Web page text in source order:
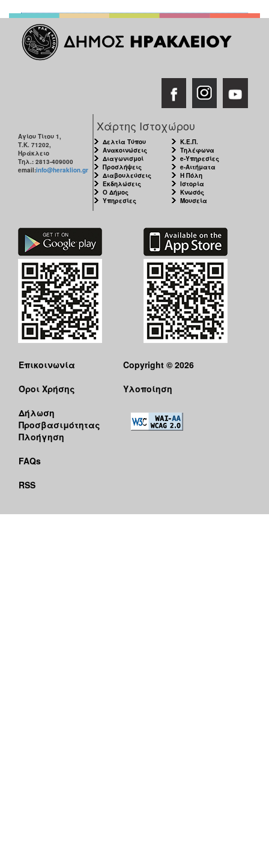
Αγίου Τίτου 1,
Τ.Κ. 71202,
Ηράκλειο
Τηλ.: 2813-409000
email:info@heraklion.gr
Χάρτης Ιστοχώρου
Δελτία Τύπου
Ανακοινώσεις
Διαγωνισμοί
Προσλήψεις
Διαβουλεύσεις
Εκδηλώσεις
Ο Δήμος
Υπηρεσίες
Κ.Ε.Π.
Τηλέφωνα
e-Υπηρεσίες
e-Αιτήματα
Η Πόλη
Ιστορία
Κνωσός
Μουσεία
Επικοινωνία
Όροι Χρήσης
Δήλωση
Προσβασιμότητας
Πλοήγηση
FAQs
RSS
Copyright © 2026
Υλοποίηση